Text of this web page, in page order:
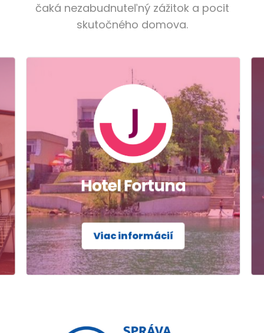
čaká nezabudnuteľný zážitok a pocit
skutočného domova.
Hotel Fortuna
Viac informácií